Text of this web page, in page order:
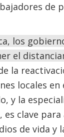
de
los
el
la
locales
y la
clave
de vida y